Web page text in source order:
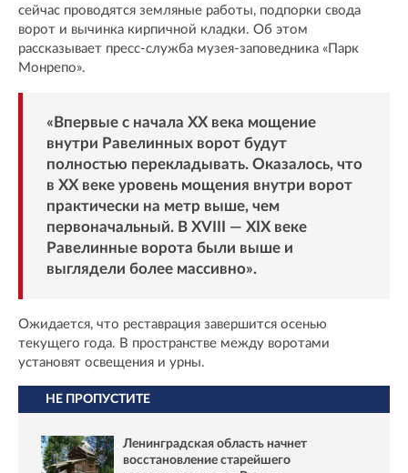
сейчас проводятся земляные работы, подпорки свода
ворот и вычинка кирпичной кладки. Об этом
рассказывает пресс-служба музея-заповедника «Парк
Монрепо».
«Впервые с начала ХХ века мощение
внутри Равелинных ворот будут
полностью перекладывать. Оказалось, что
в ХХ веке уровень мощения внутри ворот
практически на метр выше, чем
первоначальный. В ХVIII — ХIХ веке
Равелинные ворота были выше и
выглядели более массивно».
Ожидается, что реставрация завершится осенью
текущего года. В пространстве между воротами
установят освещения и урны.
НЕ ПРОПУСТИТЕ
Ленинградская область начнет
восстановление старейшего